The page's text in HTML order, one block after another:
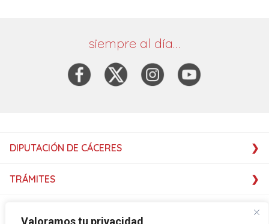
Valoramos tu privacidad
siempre al día…
DIPUTACIÓN DE CÁCERES
TRÁMITES